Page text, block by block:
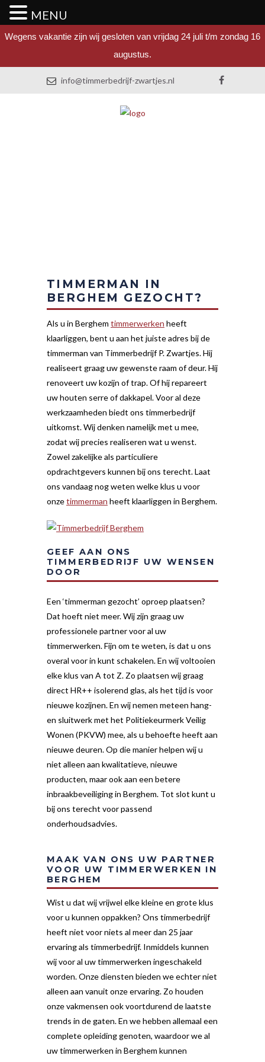
Wegens vakantie zijn wij gesloten van vrijdag 24 juli t/m zondag 16
augustus.
info@timmerbedrijf-zwartjes.nl
TIMMERMAN IN
BERGHEM GEZOCHT?
Als u in Berghem timmerwerken heeft
klaarliggen, bent u aan het juiste adres bij de
timmerman van Timmerbedrijf P. Zwartjes. Hij
realiseert graag uw gewenste raam of deur. Hij
renoveert uw kozijn of trap. Of hij repareert
uw houten serre of dakkapel. Voor al deze
werkzaamheden biedt ons timmerbedrijf
uitkomst. Wij denken namelijk met u mee,
zodat wij precies realiseren wat u wenst.
Zowel zakelijke als particuliere
opdrachtgevers kunnen bij ons terecht. Laat
ons vandaag nog weten welke klus u voor
onzetimmerman heeft klaarliggen in Berghem.
GEEF AAN ONS
TIMMERBEDRIJF UW WENSEN
DOOR
Een ‘timmerman gezocht’ oproep plaatsen?
Dat hoeft niet meer. Wij zijn graag uw
professionele partner voor al uw
timmerwerken. Fijn om te weten, is dat u ons
overal voor in kunt schakelen. En wij voltooien
elke klus van A tot Z. Zo plaatsen wij graag
direct HR++ isolerend glas, als het tijd is voor
nieuwe kozijnen. En wij nemen meteen hang-
en sluitwerk met het Politiekeurmerk Veilig
Wonen (PKVW) mee, als u behoefte heeft aan
nieuwe deuren. Op die manier helpen wij u
niet alleen aan kwalitatieve, nieuwe
producten, maar ook aan een betere
inbraakbeveiliging in Berghem. Tot slot kunt u
bij ons terecht voor passend
onderhoudsadvies.
MAAK VAN ONS UW PARTNER
VOOR UW TIMMERWERKEN IN
BERGHEM
Wist u dat wij vrijwel elke kleine en grote klus
voor u kunnen oppakken? Ons timmerbedrijf
heeft niet voor niets al meer dan 25 jaar
ervaring als timmerbedrijf. Inmiddels kunnen
wij voor al uw timmerwerken ingeschakeld
worden. Onze diensten bieden we echter niet
alleen aan vanuit onze ervaring. Zo houden
onze vakmensen ook voortdurend de laatste
trends in de gaten. En we hebben allemaal een
complete opleiding genoten, waardoor we al
uw timmerwerken in Berghem kunnen
MENU